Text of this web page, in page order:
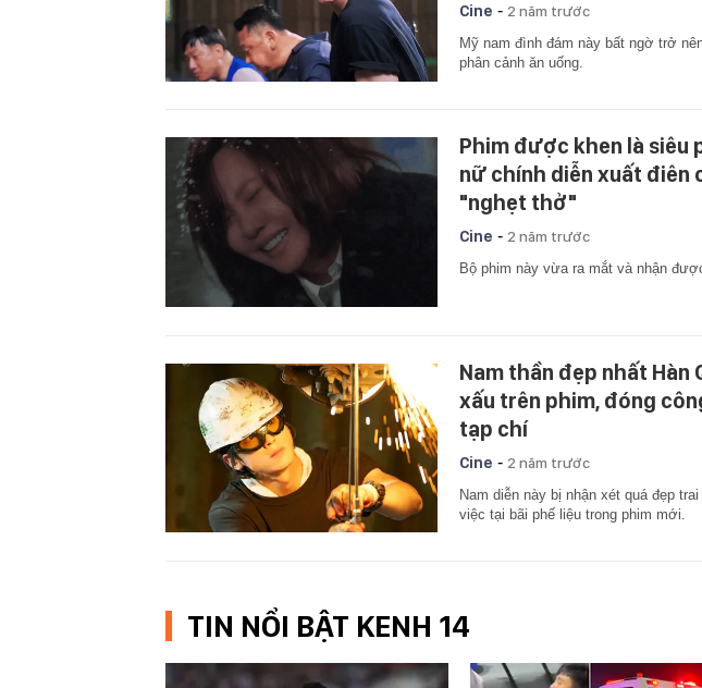
Cine - 2 năm trước
Mỹ nam đình đám này bất ngờ trở
phân cảnh ăn uống.
Phim được khen là siêu
nữ chính diễn xuất điên
"nghẹt thở"
Cine - 2 năm trước
Bộ phim này vừa ra mắt và nhận
Nam thần đẹp nhất Hàn
xấu trên phim, đóng
tạp chí
Cine - 2 năm trước
Nam diễn này bị nhận xét quá đẹp
việc tại bãi phế liệu trong phim mới.
TIN NỔI BẬT KENH 14